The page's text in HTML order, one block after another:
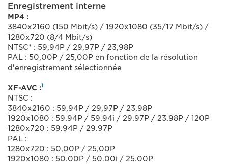
Enregistrement interne
MP4 :
3840x2160 (150 Mbit/s) / 1920x1080 (35/17 Mbit/s) /
1280x720 (8/4 Mbit/s)
NTSC* : 59,94P / 29,97P / 23,98P
PAL : 50,00P / 25,00P en fonction de la résolution
d'enregistrement sélectionnée
XF-AVC :1
NTSC :
3840x2160 : 59,94P / 29,97P / 23,98P
1920x1080 : 59.94P / 59.94i / 29.97P / 23.98P / 120P
1280x720 : 59.94P / 29.97P
PAL :
1280x720 : 50,00P / 25,00P
1920x1080 : 50.00P / 50.00i / 25.00P